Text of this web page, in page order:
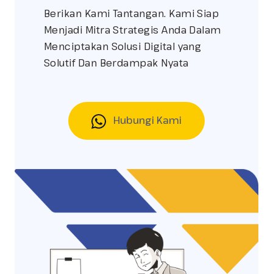
Berikan Kami Tantangan. Kami Siap
Menjadi Mitra Strategis Anda Dalam
Menciptakan Solusi Digital yang
Solutif Dan Berdampak Nyata
Hubungi Kami